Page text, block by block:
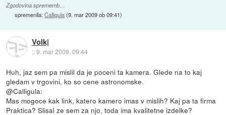
Zgodovina sprememb…
spremenila:Calligula(9. mar 2009 ob 09:41)
Volk|
::9. mar 2009, 09:44
Huh, jaz sem pa mislil da je poceni ta kamera. Glede na to kaj
gledam v trgovini, ko so cene astronomske.
@Calligula:
Mas mogoce kak link, katero kamero imas v mislih? Kaj pa ta firma
Praktica? Slisal ze sem za njo, toda ima kvalitetne izdelke?